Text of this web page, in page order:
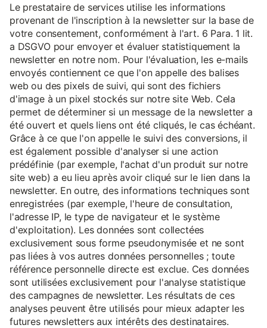
Le prestataire de services utilise les informations
provenant de l'inscription à la newsletter sur la base de
votre consentement, conformément à l'art. 6 Para. 1 lit.
a DSGVO pour envoyer et évaluer statistiquement la
newsletter en notre nom. Pour l'évaluation, les e-mails
envoyés contiennent ce que l'on appelle des balises
web ou des pixels de suivi, qui sont des fichiers
d'image à un pixel stockés sur notre site Web. Cela
permet de déterminer si un message de la newsletter a
été ouvert et quels liens ont été cliqués, le cas échéant.
Grâce à ce que l'on appelle le suivi des conversions, il
est également possible d'analyser si une action
prédéfinie (par exemple, l'achat d'un produit sur notre
site web) a eu lieu après avoir cliqué sur le lien dans la
newsletter. En outre, des informations techniques sont
enregistrées (par exemple, l'heure de consultation,
l'adresse IP, le type de navigateur et le système
d'exploitation). Les données sont collectées
exclusivement sous forme pseudonymisée et ne sont
pas liées à vos autres données personnelles ; toute
référence personnelle directe est exclue. Ces données
sont utilisées exclusivement pour l'analyse statistique
des campagnes de newsletter. Les résultats de ces
analyses peuvent être utilisés pour mieux adapter les
futures newsletters aux intérêts des destinataires.